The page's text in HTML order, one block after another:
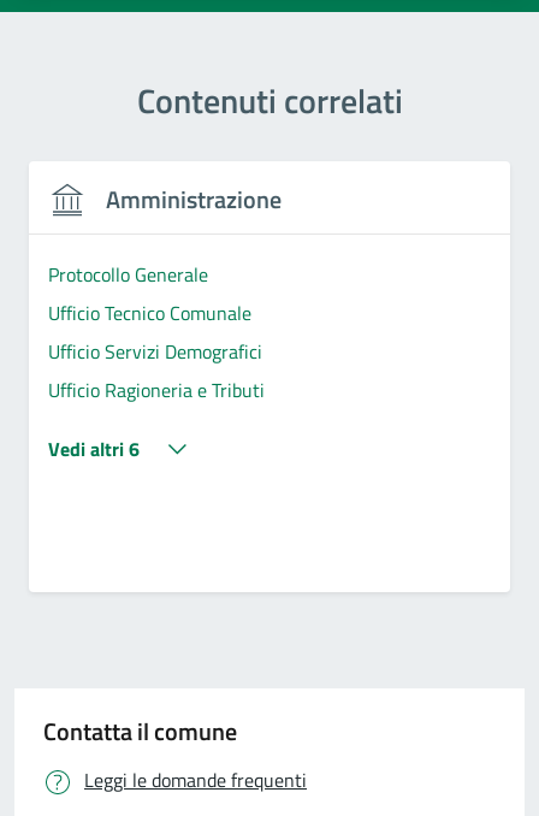
Contenuti correlati
Amministrazione
Protocollo Generale
Ufficio Tecnico Comunale
Ufficio Servizi Demografici
Ufficio Ragioneria e Tributi
Vedi altri 6
Contatta il comune
Leggi le domande frequenti